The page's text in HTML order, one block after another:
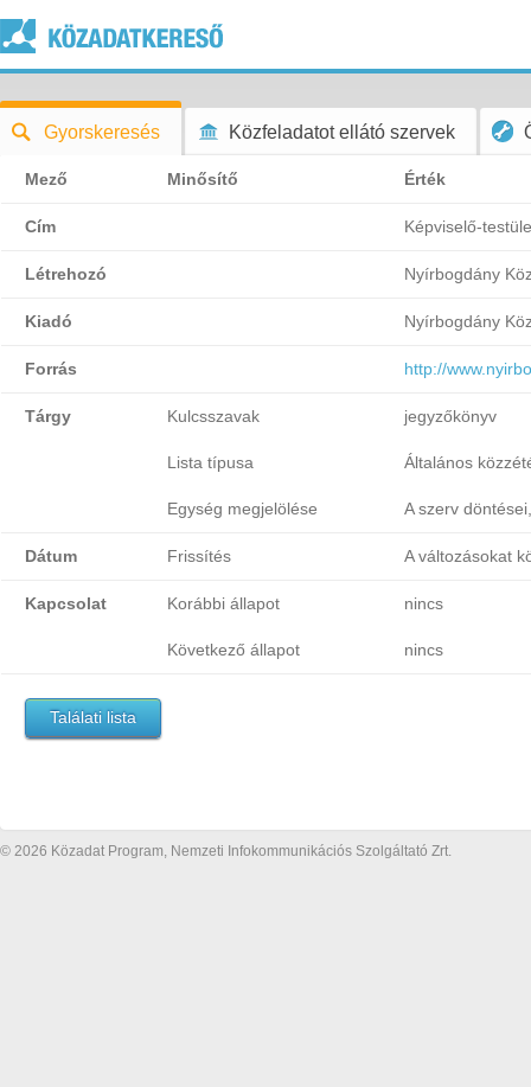
Gyorskeresés Közfeladatot ellátó szervek
Mező Minősítő Érték
Cím Képviselő-
Létrehozó Nyírbogdány
Kiadó Nyírbogdány
Forrás http://
Tárgy Kulcsszavak jegyzőkönyv
Lista típusa Általános
Egység megjelölése A szerv
Dátum Frissítés A változásokat
Kapcsolat Korábbi állapot nincs
Következő állapot nincs
Találati lista
© 2026 Közadat Program, Nemzeti Infokommunikációs Szolgáltató Zrt.